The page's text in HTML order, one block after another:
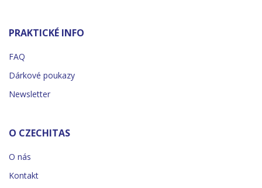
PRAKTICKÉ INFO
FAQ
Dárkové poukazy
Newsletter
O CZECHITAS
O nás
Kontakt